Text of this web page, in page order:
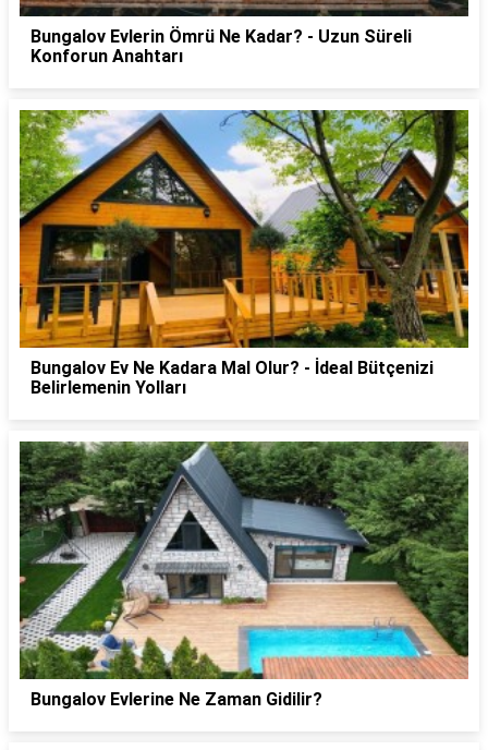
Bungalov Evlerin Ömrü Ne Kadar? - Uzun Süreli
Konforun Anahtarı
Bungalov Ev Ne Kadara Mal Olur? - İdeal Bütçenizi
Belirlemenin Yolları
Bungalov Evlerine Ne Zaman Gidilir?